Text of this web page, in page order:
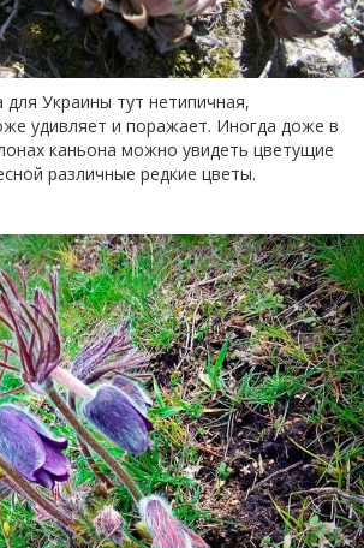
для Украины тут нетипичная,
удивляет и поражает. Иногда доже в
каньона можно увидеть цветущие
различные редкие цветы.